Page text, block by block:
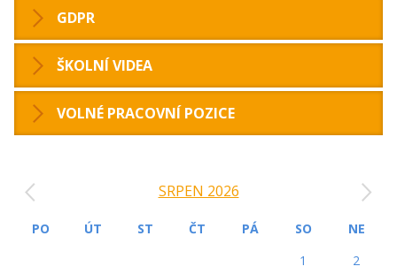
GDPR
ŠKOLNÍ VIDEA
VOLNÉ PRACOVNÍ POZICE
SRPEN 2026
PO ÚT ST ČT PÁ SO
NE
1
2